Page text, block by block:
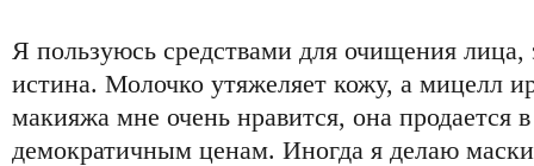
Я пользуюсь средствами для очищения лица,
истина. Молочко утяжеляет кожу, а мицелл
макияжа мне очень нравится, она продается
демократичным ценам. Иногда я делаю